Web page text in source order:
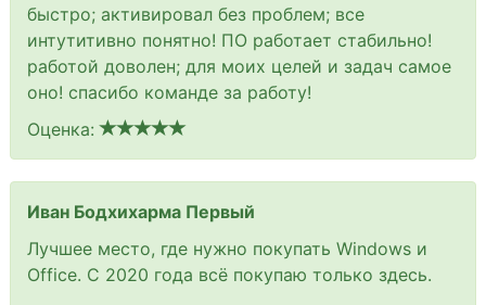
быстро; активировал без проблем; все
интутитивно понятно! ПО работает стабильно!
работой доволен; для моих целей и задач самое
оно! спасибо команде за работу!
Оценка:
Иван Бодхихарма Первый
Лучшее место, где нужно покупать Windows и
Office. С 2020 года всё покупаю только здесь.